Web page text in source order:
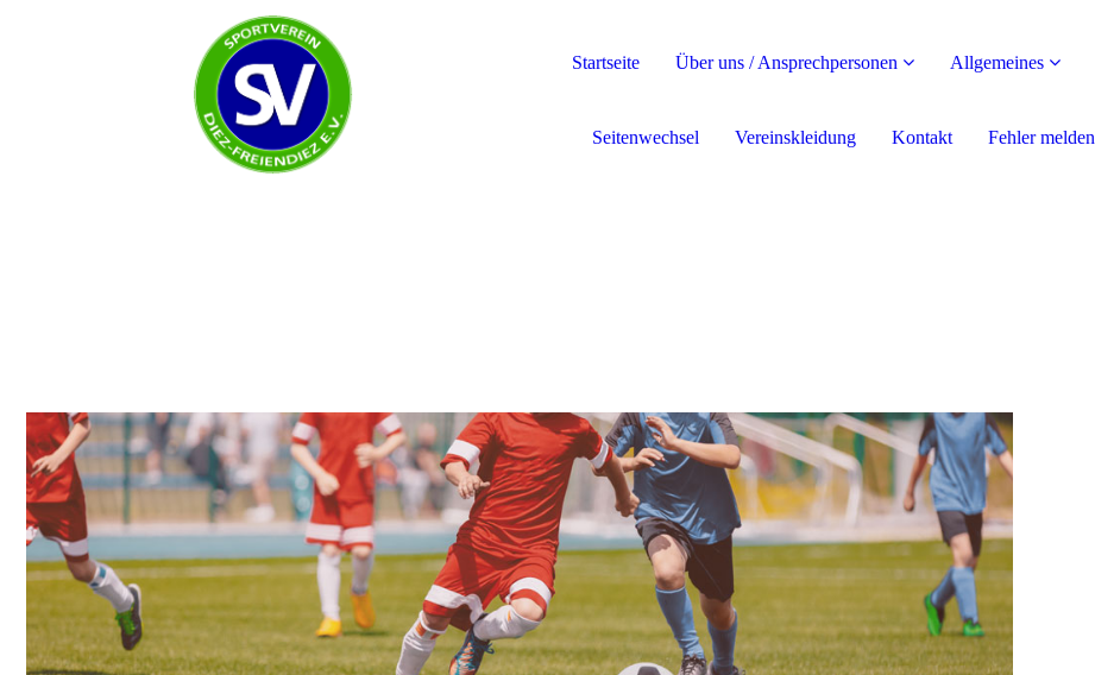
Startseite Über uns / Ansprechpersonen Allgemeines
Seitenwechsel Vereinskleidung Kontakt Fehler melden